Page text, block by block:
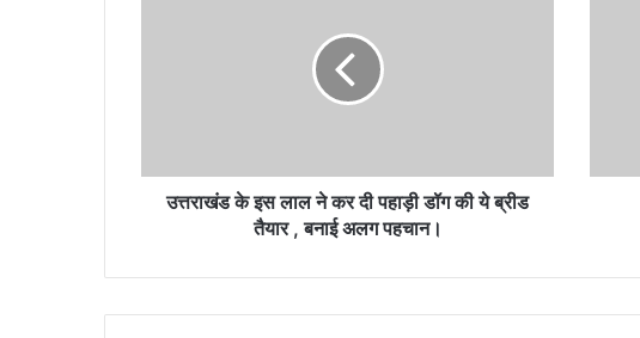
उत्तराखंड के इस लाल ने कर दी पहाड़ी डॉग की ये ब्रीड
तैयार , बनाई अलग पहचान।